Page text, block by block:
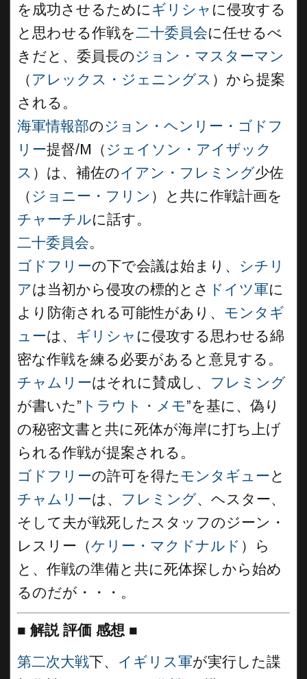
を成功させるために ギリシャ に侵攻する
と思わせる作戦を二十委員会に任せるべ
きだと、委員長のジョン・マスターマン
（ アレックス・ジェニングス ）から提案
される。
海軍情報部のジョン・ヘンリー・ゴドフ
リー提督/M（ ジェイソン・アイザック
ス ）は、補佐のイアン・フレミング少佐
（ ジョニー・フリン ）と共に作戦計画を
チャーチルに話す。
二十委員会。
ゴドフリーの下で会議は始まり、 シチリ
アは当初から侵攻の標的とさ ドイツ軍に
より防衛される可能性があり、 モンタギ
ューは、 ギリシャ に侵攻する思わせる綿
密な作戦を練る必要があると意見する。
チャムリーはそれに賛成し、 フレミング
が書いた” トラウト・メモ”を基に、偽り
の秘密文書と共に死体が海岸に打ち上げ
られる作戦が提案される。
ゴドフリーの許可を得たモンタギューと
チャムリーは、 フレミング、ヘスター、
そして夫が戦死したスタッフのジーン・
レスリー（ケリー・マクドナルド ）ら
と、作戦の準備と共に死体探しから始め
るのだが・・・。
■ 解説 評価 感想 ■
第二次大戦下、 イギリス軍が実行した諜